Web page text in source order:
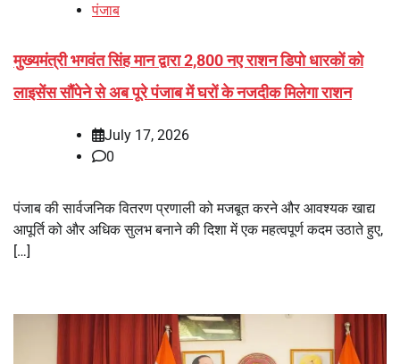
पंजाब
मुख्यमंत्री भगवंत सिंह मान द्वारा 2,800 नए राशन डिपो धारकों को
लाइसेंस सौंपेने से अब पूरे पंजाब में घरों के नजदीक मिलेगा राशन
July 17, 2026
0
पंजाब की सार्वजनिक वितरण प्रणाली को मजबूत करने और आवश्यक खाद्य
आपूर्ति को और अधिक सुलभ बनाने की दिशा में एक महत्वपूर्ण कदम उठाते हुए,
[…]